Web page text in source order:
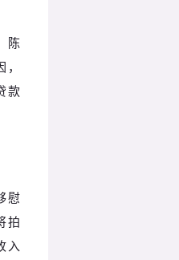
陈
款
慰
拍
入